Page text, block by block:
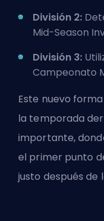
División 2:
Mid-Season
División 3:
Campeonato
Este nuevo
la temporada
importante,
el primer punto
justo después de